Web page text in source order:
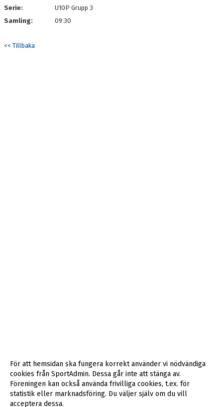
Serie:
U10P Grupp 3
Samling:
09:30
<< Tillbaka
För att hemsidan ska fungera korrekt använder vi nödvändiga
cookies från SportAdmin. Dessa går inte att stänga av.
Föreningen kan också använda frivilliga cookies, t.ex. för
statistik eller marknadsföring. Du väljer själv om du vill
acceptera dessa.